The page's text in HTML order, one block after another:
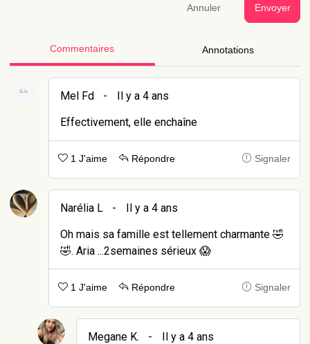
Annuler Envoyer
Commentaires Annotations
Mel Fd -
Il y a 4 ans
Effectivement, elle enchaîne
1 J'aime Répondre Signaler
Narélia L -
Il y a 4 ans
Oh mais sa famille est tellement charmante 🤣
🤣. Aria ...2semaines sérieux 😱
1 J'aime Répondre Signaler
Megane K. -
Il y a 4 ans